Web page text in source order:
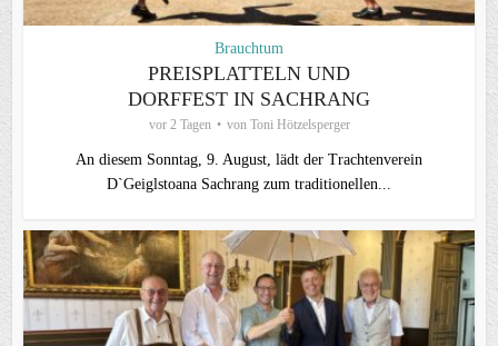
Brauchtum
PREISPLATTELN UND
DORFFEST IN SACHRANG
vor 2 Tagen von Toni Hötzelsperger
An diesem Sonntag, 9. August, lädt der Trachtenverein
D`Geiglstoana Sachrang zum traditionellen...